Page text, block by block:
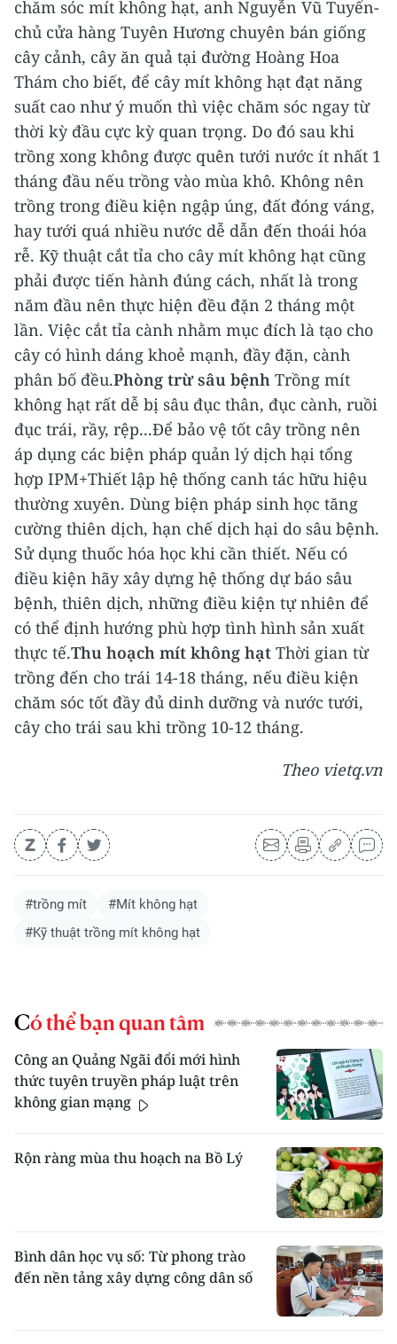
chăm sóc mít không hạt, anh Nguyễn Vũ Tuyến-
chủ cửa hàng Tuyên Hương chuyên bán giống
cây cảnh, cây ăn quả tại đường Hoàng Hoa
Thám cho biết, để cây mít không hạt đạt năng
suất cao như ý muốn thì việc chăm sóc ngay từ
thời kỳ đầu cực kỳ quan trọng. Do đó sau khi
trồng xong không được quên tưới nước ít nhất 1
tháng đầu nếu trồng vào mùa khô. Không nên
trồng trong điều kiện ngập úng, đất đóng váng,
hay tưới quá nhiều nước dễ dẫn đến thoái hóa
rễ. Kỹ thuật cắt tỉa cho cây mít không hạt cũng
phải được tiến hành đúng cách, nhất là trong
năm đầu nên thực hiện đều đặn 2 tháng một
lần. Việc cắt tỉa cành nhằm mục đích là tạo cho
cây có hình dáng khoẻ mạnh, đầy đặn, cành
phân bố đều.Phòng trừ sâu bệnh Trồng mít
không hạt rất dễ bị sâu đục thân, đục cành, ruồi
đục trái, rầy, rệp...Để bảo vệ tốt cây trồng nên
áp dụng các biện pháp quản lý dịch hại tổng
hợp IPM+Thiết lập hệ thống canh tác hữu hiệu
thường xuyên. Dùng biện pháp sinh học tăng
cường thiên dịch, hạn chế dịch hại do sâu bệnh.
Sử dụng thuốc hóa học khi cần thiết. Nếu có
điều kiện hãy xây dựng hệ thống dự báo sâu
bệnh, thiên dịch, những điều kiện tự nhiên để
có thể định hướng phù hợp tình hình sản xuất
thực tế.Thu hoạch mít không hạt Thời gian từ
trồng đến cho trái 14-18 tháng, nếu điều kiện
chăm sóc tốt đầy đủ dinh dưỡng và nước tưới,
cây cho trái sau khi trồng 10-12 tháng.
Theo vietq.vn
#trồng mít
#Mít không hạt
#Kỹ thuật trồng mít không hạt
Có thể bạn quan tâm
Công an Quảng Ngãi đổi mới hình
thức tuyên truyền pháp luật trên
không gian mạng
Rộn ràng mùa thu hoạch na Bồ Lý
Bình dân học vụ số: Từ phong trào
đến nền tảng xây dựng công dân số